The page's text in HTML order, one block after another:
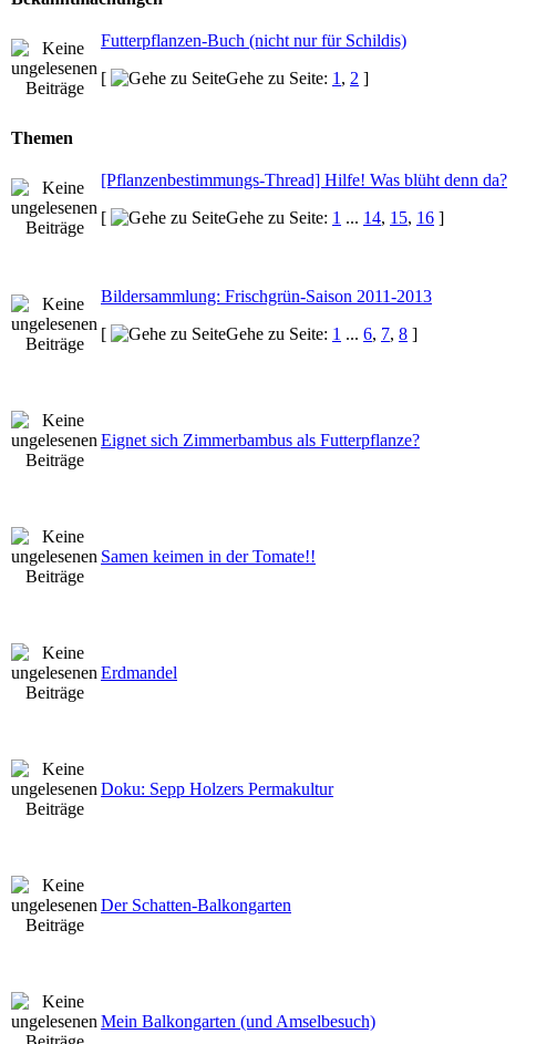
Futterpflanzen-Buch (nicht nur für Schildis)
[
Gehe zu Seite: 1 , 2 ]
Themen
[Pflanzenbestimmungs-Thread] Hilfe! Was blüht denn da?
[
Gehe zu Seite: 1 ... 14, 15, 16 ]
Bildersammlung: Frischgrün-Saison 2011-2013
[
Gehe zu Seite: 1 ... 6, 7, 8 ]
Eignet sich Zimmerbambus als Futterpflanze?
Samen keimen in der Tomate!!
Erdmandel
Doku: Sepp Holzers Permakultur
Der Schatten-Balkongarten
Mein Balkongarten (und Amselbesuch)